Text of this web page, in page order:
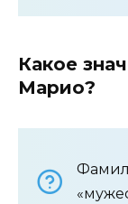
Какое
Марио?